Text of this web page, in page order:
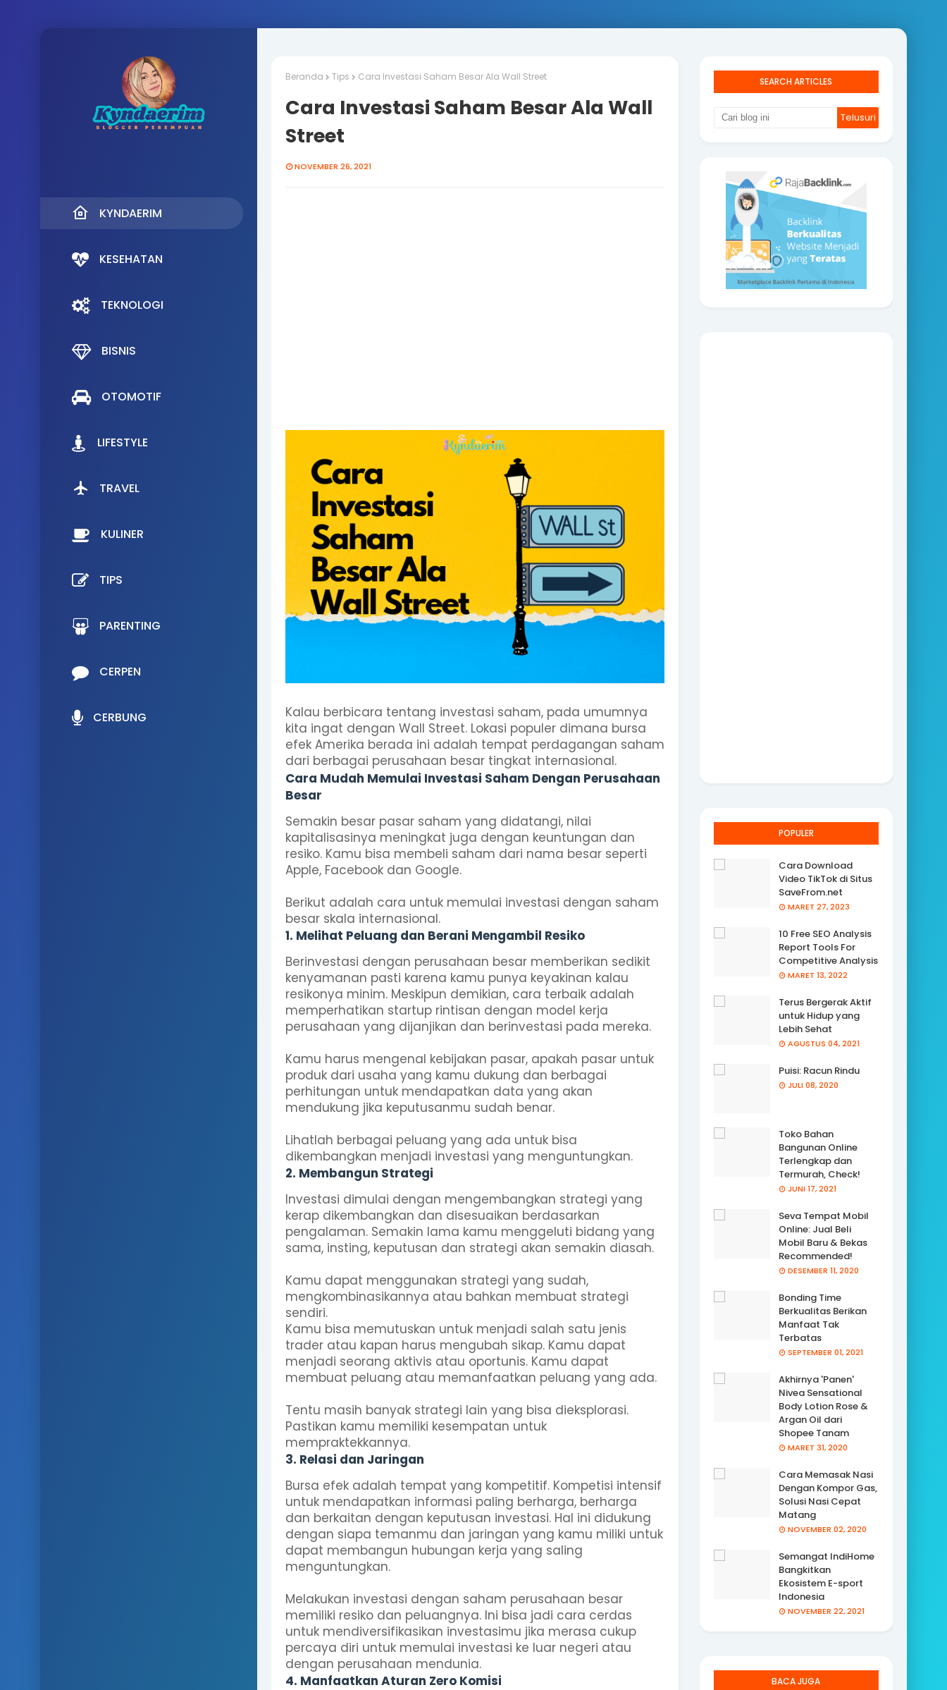
KYNDAERIM
KESEHATAN
TEKNOLOGI
BISNIS
OTOMOTIF
LIFESTYLE
TRAVEL
KULINER
TIPS
PARENTING
CERPEN
CERBUNG
Beranda Tips Cara Investasi Saham Besar Ala Wall Street
Cara Investasi Saham Besar Ala Wall
Street
NOVEMBER 26, 2021
Kalau berbicara tentang investasi saham, pada umumnya
kita ingat dengan Wall Street. Lokasi populer dimana bursa
efek Amerika berada ini adalah tempat perdagangan saham
dari berbagai perusahaan besar tingkat internasional.
Cara Mudah Memulai Investasi Saham Dengan Perusahaan
Besar
Semakin besar pasar saham yang didatangi, nilai
kapitalisasinya meningkat juga dengan keuntungan dan
resiko. Kamu bisa membeli saham dari nama besar seperti
Apple, Facebook dan Google.
Berikut adalah cara untuk memulai investasi dengan saham
besar skala internasional.
1. Melihat Peluang dan Berani Mengambil Resiko
Berinvestasi dengan perusahaan besar memberikan sedikit
kenyamanan pasti karena kamu punya keyakinan kalau
resikonya minim. Meskipun demikian, cara terbaik adalah
memperhatikan startup rintisan dengan model kerja
perusahaan yang dijanjikan dan berinvestasi pada mereka.
Kamu harus mengenal kebijakan pasar, apakah pasar untuk
produk dari usaha yang kamu dukung dan berbagai
perhitungan untuk mendapatkan data yang akan
mendukung jika keputusanmu sudah benar.
Lihatlah berbagai peluang yang ada untuk bisa
dikembangkan menjadi investasi yang menguntungkan.
2. Membangun Strategi
Investasi dimulai dengan mengembangkan strategi yang
kerap dikembangkan dan disesuaikan berdasarkan
pengalaman. Semakin lama kamu menggeluti bidang yang
sama, insting, keputusan dan strategi akan semakin diasah.
Kamu dapat menggunakan strategi yang sudah,
mengkombinasikannya atau bahkan membuat strategi
sendiri.
Kamu bisa memutuskan untuk menjadi salah satu jenis
trader atau kapan harus mengubah sikap. Kamu dapat
menjadi seorang aktivis atau oportunis. Kamu dapat
membuat peluang atau memanfaatkan peluang yang ada.
Tentu masih banyak strategi lain yang bisa dieksplorasi.
Pastikan kamu memiliki kesempatan untuk
mempraktekkannya.
3. Relasi dan Jaringan
Bursa efek adalah tempat yang kompetitif. Kompetisi intensif
untuk mendapatkan informasi paling berharga, berharga
dan berkaitan dengan keputusan investasi. Hal ini didukung
dengan siapa temanmu dan jaringan yang kamu miliki untuk
dapat membangun hubungan kerja yang saling
menguntungkan.
Melakukan investasi dengan saham perusahaan besar
memiliki resiko dan peluangnya. Ini bisa jadi cara cerdas
untuk mendiversifikasikan investasimu jika merasa cukup
percaya diri untuk memulai investasi ke luar negeri atau
dengan perusahaan mendunia.
4. Manfaatkan Aturan Zero Komisi
SEARCH ARTICLES
POPULER
Cara Download
Video TikTok di Situs
SaveFrom.net
MARET 27, 2023
10 Free SEO Analysis
Report Tools For
Competitive Analysis
MARET 13, 2022
Terus Bergerak Aktif
untuk Hidup yang
Lebih Sehat
AGUSTUS 04, 2021
Puisi: Racun Rindu
JULI 08, 2020
Toko Bahan
Bangunan Online
Terlengkap dan
Termurah, Check!
JUNI 17, 2021
Seva Tempat Mobil
Online: Jual Beli
Mobil Baru & Bekas
Recommended!
DESEMBER 11, 2020
Bonding Time
Berkualitas Berikan
Manfaat Tak
Terbatas
SEPTEMBER 01, 2021
Akhirnya 'Panen'
Nivea Sensational
Body Lotion Rose &
Argan Oil dari
Shopee Tanam
MARET 31, 2020
Cara Memasak Nasi
Dengan Kompor Gas,
Solusi Nasi Cepat
Matang
NOVEMBER 02, 2020
Semangat IndiHome
Bangkitkan
Ekosistem E-sport
Indonesia
NOVEMBER 22, 2021
BACA JUGA